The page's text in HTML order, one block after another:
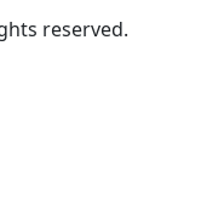
reserved.